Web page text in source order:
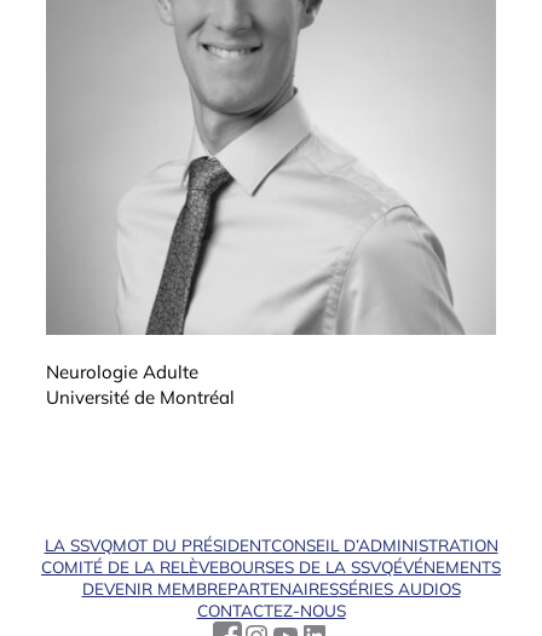
Neurologie Adulte
Université de Montréal
LA SSVQMOT DU PRÉSIDENTCONSEIL D’ADMINISTRATION
COMITÉ DE LA RELÈVEBOURSES DE LA SSVQÉVÉNEMENTS
DEVENIR MEMBREPARTENAIRESSÉRIES AUDIOS
CONTACTEZ-NOUS